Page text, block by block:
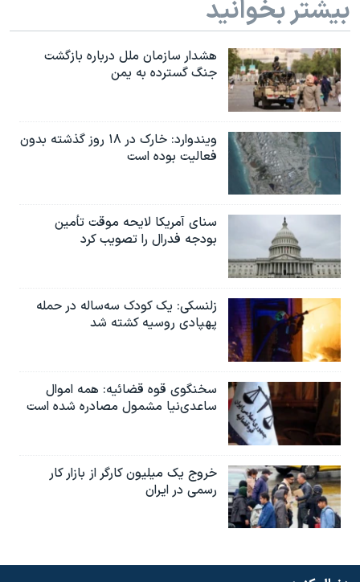
بیشتر بخوانید
هشدار سازمان ملل درباره بازگشت
جنگ گسترده به یمن
ویندوارد: خارک در ۱۸ روز گذشته بدون
فعالیت بوده است
سنای آمریکا لایحه موقت تأمین
بودجه فدرال را تصویب کرد
زلنسکی: یک کودک سه‌ساله در حمله
پهپادی روسیه کشته شد
سخنگوی قوه قضائیه: همه اموال
ساعدی‌نیا مشمول مصادره شده است
خروج یک میلیون کارگر از بازار کار
رسمی در ایران